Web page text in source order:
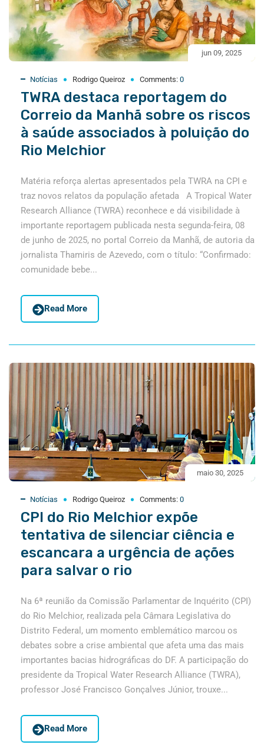
jun 09, 2025
Notícias Rodrigo Queiroz Comments: 0
TWRA destaca reportagem do
Correio da Manhã sobre os riscos
à saúde associados à poluição do
Rio Melchior
Matéria reforça alertas apresentados pela TWRA na CPI e
traz novos relatos da população afetada A Tropical Water
Research Alliance (TWRA) reconhece e dá visibilidade à
importante reportagem publicada nesta segunda-feira, 08
de junho de 2025, no portal Correio da Manhã, de autoria da
jornalista Thamiris de Azevedo, com o título: “Confirmado:
comunidade bebe...
Read More
maio 30, 2025
Notícias Rodrigo Queiroz Comments: 0
CPI do Rio Melchior expõe
tentativa de silenciar ciência e
escancara a urgência de ações
para salvar o rio
Na 6ª reunião da Comissão Parlamentar de Inquérito (CPI)
do Rio Melchior, realizada pela Câmara Legislativa do
Distrito Federal, um momento emblemático marcou os
debates sobre a crise ambiental que afeta uma das mais
importantes bacias hidrográficas do DF. A participação do
presidente da Tropical Water Research Alliance (TWRA),
professor José Francisco Gonçalves Júnior, trouxe...
Read More